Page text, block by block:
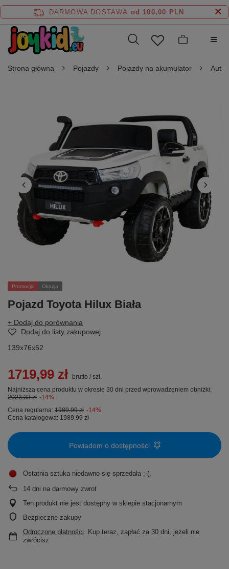
DARMOWA DOSTAWA od 100,00 PLN
Strona główna Pojazdy Pojazdy na akumulator Auta
Promocja Okazja
Pojazd Toyota Hilux Biała
+ Dodaj do porównania
Dodaj do listy zakupowej
139x76x52
1719,99 zł brutto / szt.
Najniższa cena produktu w okresie 30 dni przed wprowadzeniem obniżki:
2023,33 zł -14%
Cena regularna: 1989,99 zł -14%
Cena katalogowa: 1989,99 zł
Powiadom o dostępności
Ostatnia sztuka niedawno się sprzedała ;-(
14 dni na darmowy zwrot
Ten produkt nie jest dostępny w sklepie stacjonarnym
Bezpieczne zakupy
Odroczone płatności. Kup teraz, zapłać za 30 dni, jeżeli nie
zwrócisz